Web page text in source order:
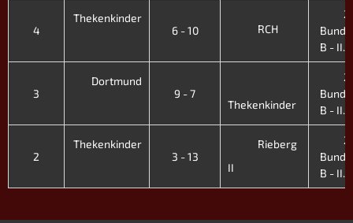
4
Thekenkinder
6 - 10
RCH
2.
B - II.
3
Dortmund
9 - 7
Thekenkinder
2.
B - II.
2
Thekenkinder
3 - 13
Rieberg
II
2.
B - II.